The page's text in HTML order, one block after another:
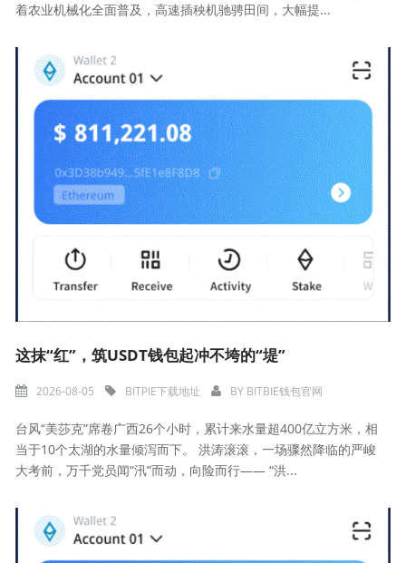
着农业机械化全面普及，高速插秧机驰骋田间，大幅提...
这抹“红”，筑USDT钱包起冲不垮的“堤”
2026-08-05 BITPIE下载地址 BY BITBIE钱包官网
台风“美莎克”席卷广西26个小时，累计来水量超400亿立方米，相
当于10个太湖的水量倾泻而下。 洪涛滚滚，一场骤然降临的严峻
大考前，万千党员闻“汛”而动，向险而行—— “洪...